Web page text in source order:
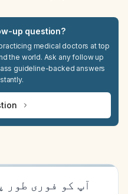
up question?
medical doctors at top
the world. Ask any follow up
guideline-backed answers
آپ کو فوری طور